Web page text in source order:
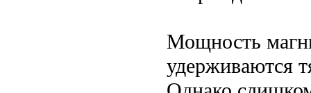
Мощность
удерживаются